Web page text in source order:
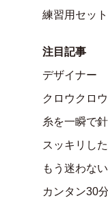
練習用セット
注目記事
デザイナー
クロウクロ
糸を一瞬で
スッキリし
もう迷わな
カンタン30